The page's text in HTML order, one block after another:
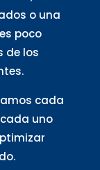
o una
poco
de los
cada
uno